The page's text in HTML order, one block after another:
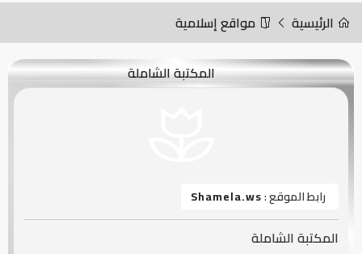
الرئيسية مواقع إسلامية
المكتبة الشاملة
رابط الموقع :Shamela.ws
المكتبة الشاملة